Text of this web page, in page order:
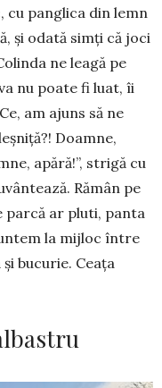
panglica din lemn
și odată simți că joci
ne leagă pe
nu poate fi luat, îi
am ajuns să ne
Doam­ne,
apă­ră!”, stri­gă cu
Rămân pe
parcă ar pluti, panta
la mijloc între
bucurie. Ceața